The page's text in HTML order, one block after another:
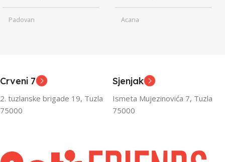
Padovan
FILTRIRAJ PO TEŽINI
1kg – 3kg
Acana
FILTRIRAJ PO TEŽINI
Crveni 7
2. tuzlanske brigade 19, Tuzla
75000
Sjenjak
Ismeta Mujezinovića 7, Tuzla
75000